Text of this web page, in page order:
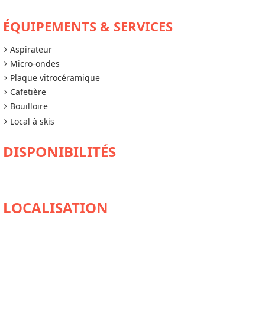
ÉQUIPEMENTS & SERVICES
Aspirateur
Micro-ondes
Plaque vitrocéramique
Cafetière
Bouilloire
Local à skis
DISPONIBILITÉS